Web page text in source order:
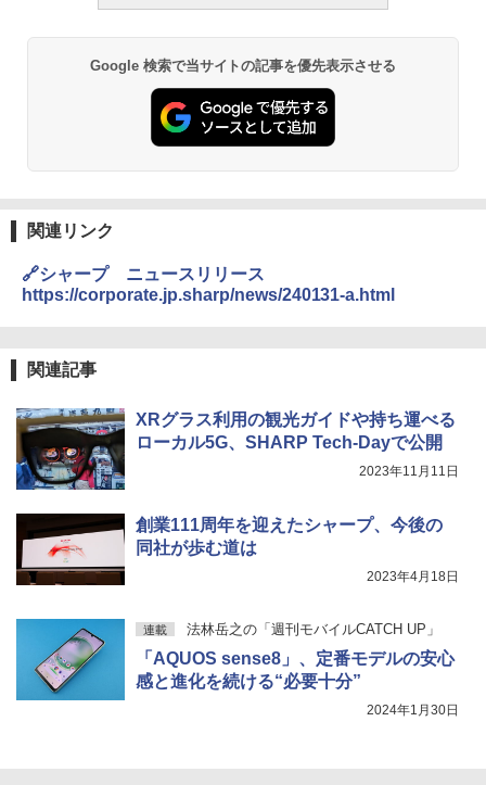
Google 検索で当サイトの記事を優先表示させる
関連リンク
🔗シャープ ニュースリリース
https://corporate.jp.sharp/news/240131-a.html
関連記事
XRグラス利用の観光ガイドや持ち運べる
ローカル5G、SHARP Tech-Dayで公開
2023年11月11日
創業111周年を迎えたシャープ、今後の
同社が歩む道は
2023年4月18日
連載 法林岳之の「週刊モバイルCATCH UP」
「AQUOS sense8」、定番モデルの安心
感と進化を続ける“必要十分”
2024年1月30日